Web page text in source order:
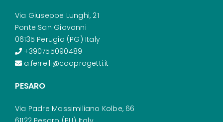
Via Giuseppe Lunghi, 21
Ponte San Giovanni
06135 Perugia (PG) Italy
+390755090489
a.ferrelli@cooprogetti.it
PESARO
Via Padre Massimiliano Kolbe, 66